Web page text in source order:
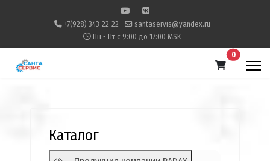
+7(928) 343-22-22
santaservis@yandex.ru
Пн - Пт с 9:00 до 17:00 MSK
0В корзину
Каталог